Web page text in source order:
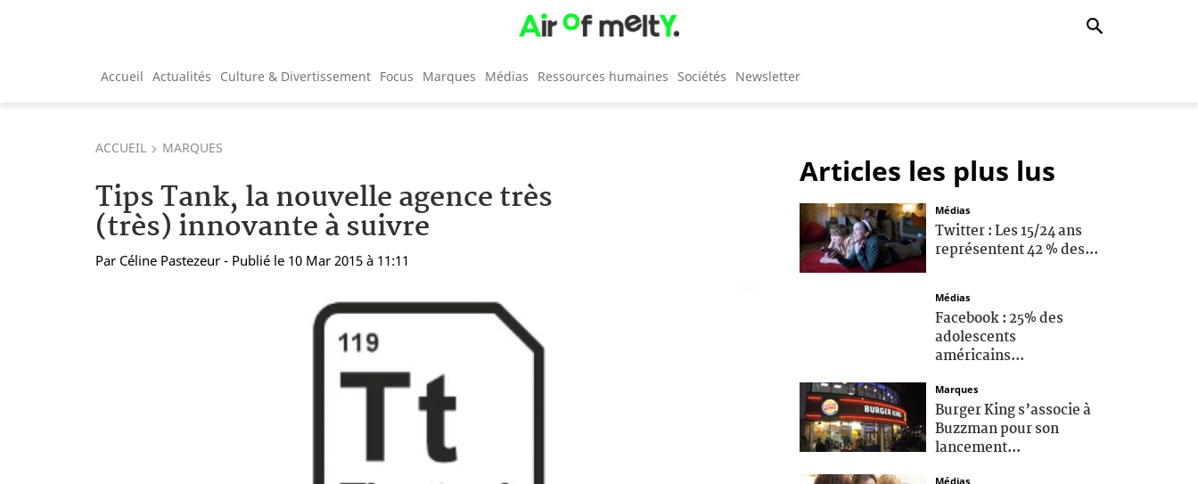
Accueil Actualités Culture & Divertissement Focus Marques Médias Ressources humaines Sociétés Newsletter
ACCUEIL MARQUES
Tips Tank, la nouvelle agence très
(très) innovante à suivre
Par Céline Pastezeur - Publié le 10 Mar 2015 à 11:11
Articles les plus lus
Médias
Twitter : Les 15/24 ans
représentent 42 % des...
Médias
Facebook : 25% des
adolescents
américains...
Marques
Burger King s’associe à
Buzzman pour son
lancement...
Médias